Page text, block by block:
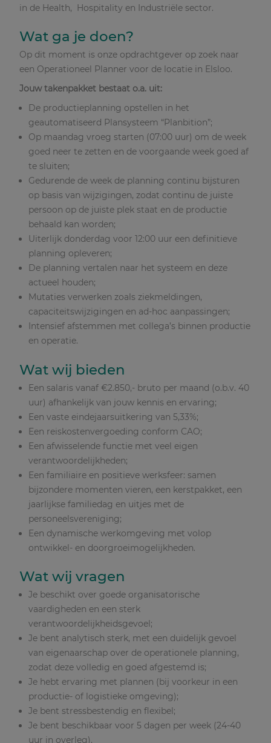
in de Health, Hospitality en Industriële sector.
Wat ga je doen?
Op dit moment is onze opdrachtgever op zoek naar
een Operationeel Planner voor de locatie in Elsloo.
Jouw takenpakket bestaat o.a. uit:
De productieplanning opstellen in het
geautomatiseerd Plansysteem “Planbition”;
Op maandag vroeg starten (07:00 uur) om de week
goed neer te zetten en de voorgaande week goed af
te sluiten;
Gedurende de week de planning continu bijsturen
op basis van wijzigingen, zodat continu de juiste
persoon op de juiste plek staat en de productie
behaald kan worden;
Uiterlijk donderdag voor 12:00 uur een definitieve
planning opleveren;
De planning vertalen naar het systeem en deze
actueel houden;
Mutaties verwerken zoals ziekmeldingen,
capaciteitswijzigingen en ad-hoc aanpassingen;
Intensief afstemmen met collega’s binnen productie
en operatie.
Wat wij bieden
Een salaris vanaf €2.850,- bruto per maand (o.b.v. 40
uur) afhankelijk van jouw kennis en ervaring;
Een vaste eindejaarsuitkering van 5,33%;
Een reiskostenvergoeding conform CAO;
Een afwisselende functie met veel eigen
verantwoordelijkheden;
Een familiaire en positieve werksfeer: samen
bijzondere momenten vieren, een kerstpakket, een
jaarlijkse familiedag en uitjes met de
personeelsvereniging;
Een dynamische werkomgeving met volop
ontwikkel- en doorgroeimogelijkheden.
Wat wij vragen
Je beschikt over goede organisatorische
vaardigheden en een sterk
verantwoordelijkheidsgevoel;
Je bent analytisch sterk, met een duidelijk gevoel
van eigenaarschap over de operationele planning,
zodat deze volledig en goed afgestemd is;
Je hebt ervaring met plannen (bij voorkeur in een
productie- of logistieke omgeving);
Je bent stressbestendig en flexibel;
Je bent beschikbaar voor 5 dagen per week (24-40
uur in overleg).